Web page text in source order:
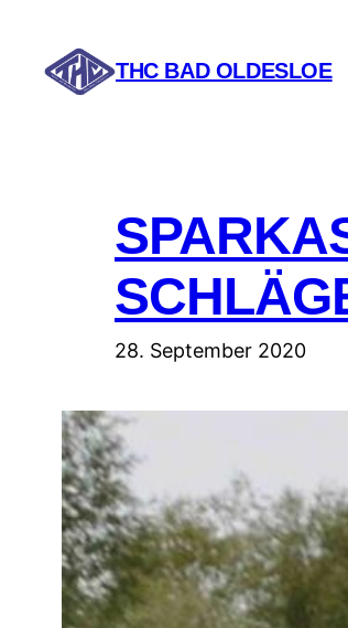
Inhalt
springen
THC BAD OLDESLOE
28. September 2020